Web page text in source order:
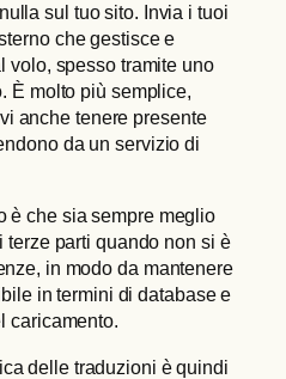
sul tuo sito. Invia i tuoi
che gestisce e
volo, spesso tramite uno
È molto più semplice,
anche tenere presente
da un servizio di
è che sia sempre meglio
parti quando non si è
in modo da mantenere
in termini di database e
caricamento.
delle traduzioni è quindi